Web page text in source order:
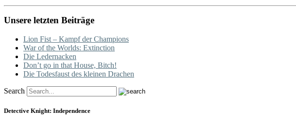
Unsere letzten Beiträge
Lion Fist – Kampf der Champions
War of the Worlds: Extinction
Die Ledernacken
Don’t go in that House, Bitch!
Die Todesfaust des kleinen Drachen
Search
Detective Knight: Independence